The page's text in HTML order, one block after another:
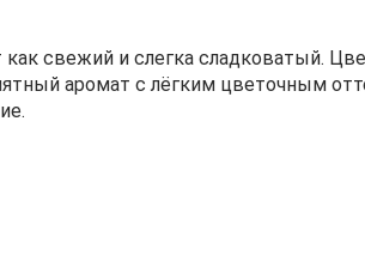
свежий и слегка сладковатый.
аромат с лёгким цветочным